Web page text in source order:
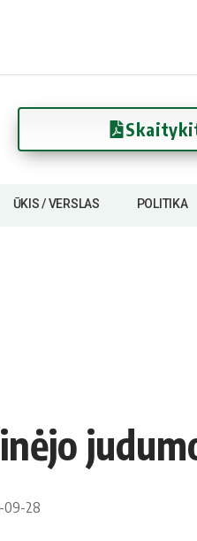
ŪKIS / VERSLAS POLITIKA
09-28